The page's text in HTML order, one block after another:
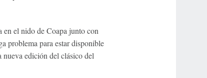
en el nido de Coapa junto con
problema para estar disponible
nueva edición del clásico del